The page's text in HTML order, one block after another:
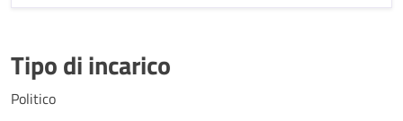
Tipo di incarico
Politico